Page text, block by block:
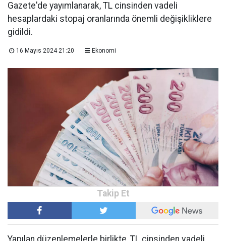
Gazete'de yayımlanarak, TL cinsinden vadeli
hesaplardaki stopaj oranlarında önemli değişikliklere
gidildi.
16 Mayıs 2024 21:20 Ekonomi